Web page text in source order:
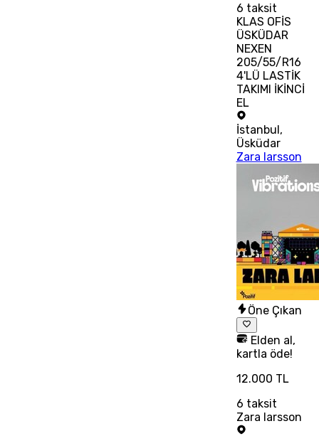
6 taksit
KLAS OFİS
ÜSKÜDAR
NEXEN
205/55/R16
4'LÜ LASTİK
TAKIMI İKİNCİ
EL
İstanbul,
Üsküdar
Zara larsson
Öne Çıkan
Elden al,
kartla öde!
12.000 TL
6 taksit
Zara larsson